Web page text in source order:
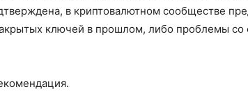
в криптовалютном сообществе
ключей в прошлом, либо проблемы